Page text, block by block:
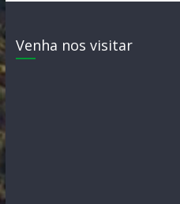
Venha nos visitar